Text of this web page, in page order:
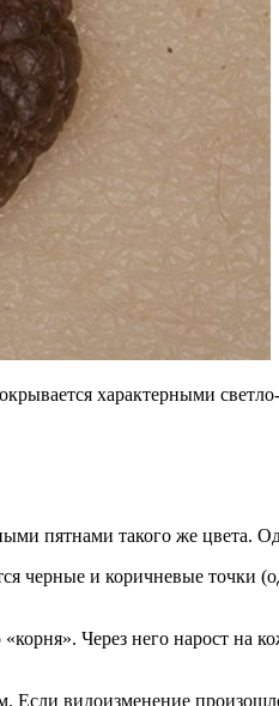
характерными
пятнами такого же цвета.
и коричневые точки
Через него нарост
видоизменение